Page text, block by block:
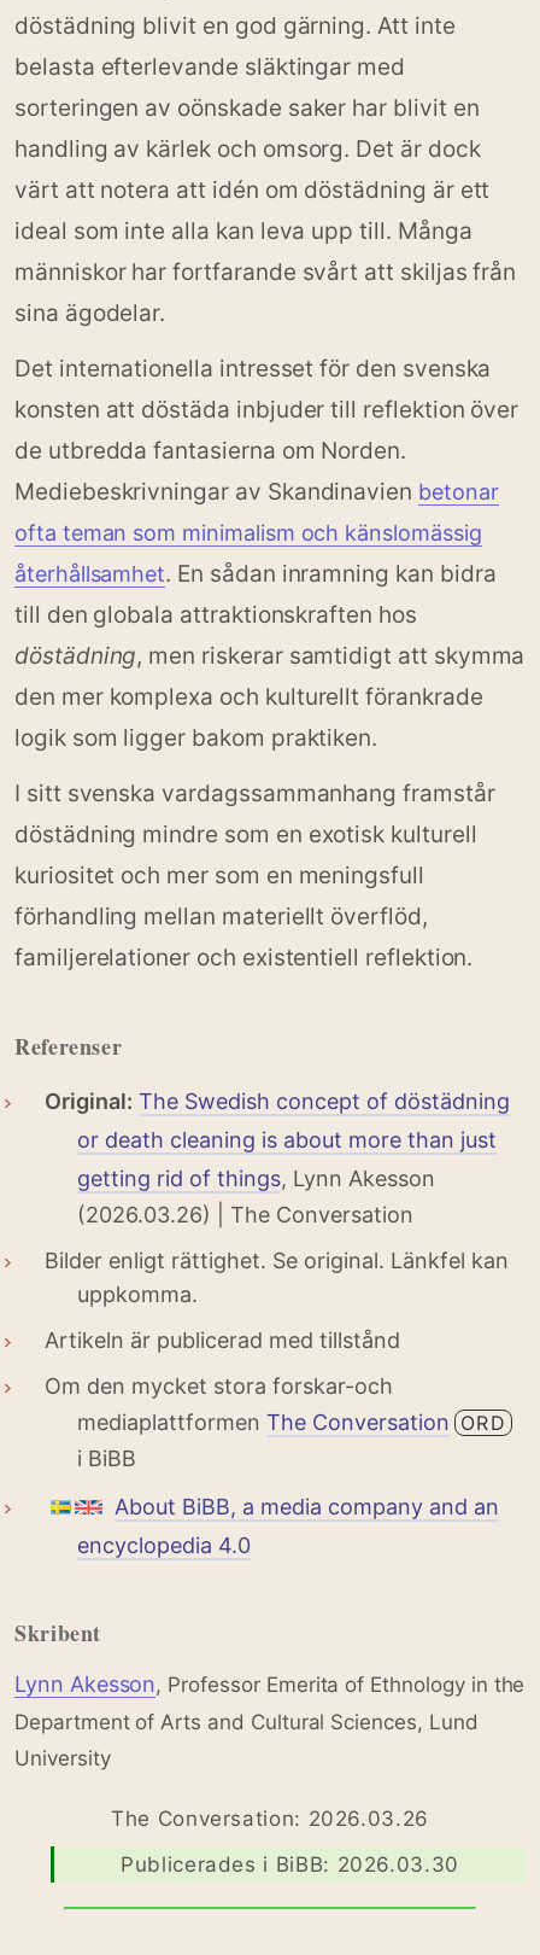
döstädning blivit en god gärning. Att inte
belasta efterlevande släktingar med
sorteringen av oönskade saker har blivit en
handling av kärlek och omsorg. Det är dock
värt att notera att idén om döstädning är ett
ideal som inte alla kan leva upp till. Många
människor har fortfarande svårt att skiljas från
sina ägodelar.
Det internationella intresset för den svenska
konsten att döstäda inbjuder till reflektion över
de utbredda fantasierna om Norden.
Mediebeskrivningar av Skandinavien betonar
ofta teman som minimalism och känslomässig
återhållsamhet. En sådan inramning kan bidra
till den globala attraktionskraften hos
döstädning, men riskerar samtidigt att skymma
den mer komplexa och kulturellt förankrade
logik som ligger bakom praktiken.
I sitt svenska vardagssammanhang framstår
döstädning mindre som en exotisk kulturell
kuriositet och mer som en meningsfull
förhandling mellan materiellt överflöd,
familjerelationer och existentiell reflektion.
Referenser
Original: The Swedish concept of döstädning
or death cleaning is about more than just
getting rid of things, Lynn Akesson
(2026.03.26) | The Conversation
Bilder enligt rättighet. Se original. Länkfel kan
uppkomma.
Artikeln är publicerad med tillstånd
Om den mycket stora forskar-och
mediaplattformen The Conversation ORD
i BiBB
About BiBB, a media company and an
encyclopedia 4.0
Skribent
Lynn Akesson, Professor Emerita of Ethnology in the
Department of Arts and Cultural Sciences, Lund
University
The Conversation: 2026.03.26
Publicerades i BiBB: 2026.03.30